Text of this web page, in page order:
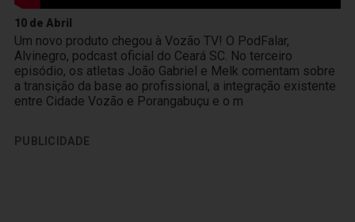
10 de Abril
Um novo produto chegou à Vozão TV! O PodFalar,
Alvinegro, podcast oficial do Ceará SC. No terceiro
episódio, os atletas João Gabriel e Melk comentam sobre
a transição da base ao profissional, a integração existente
entre Cidade Vozão e Porangabuçu e o m
PUBLICIDADE